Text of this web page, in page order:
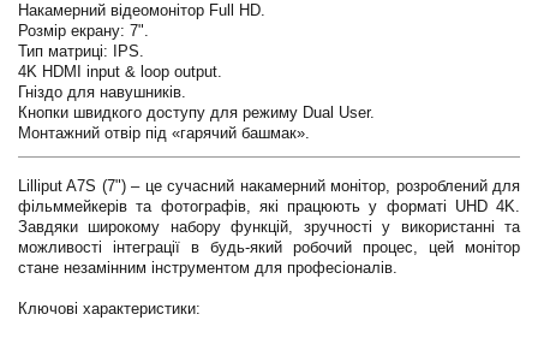
Накамерний відеомонітор Full HD.
Розмір екрану: 7".
Тип матриці: IPS.
4K HDMI input & loop output.
Гніздо для навушників.
Кнопки швидкого доступу для режиму Dual User.
Монтажний отвір під «гарячий башмак».
Lilliput A7S (7") – це сучасний накамерний монітор, розроблений для
фільммейкерів та фотографів, які працюють у форматі UHD 4K.
Завдяки широкому набору функцій, зручності у використанні та
можливості інтеграції в будь-який робочий процес, цей монітор
стане незамінним інструментом для професіоналів.
Ключові характеристики: